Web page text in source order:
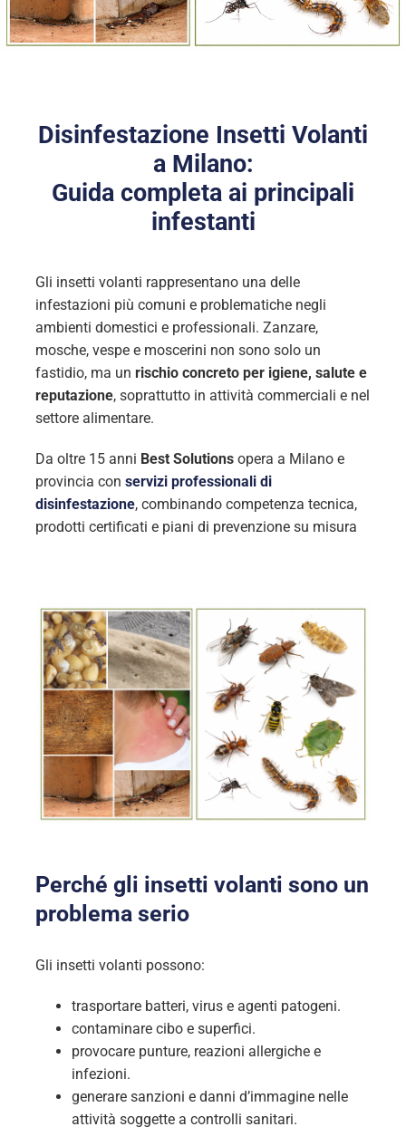
Disinfestazione Insetti Volanti
a Milano:
Guida completa ai principali
infestanti
Gli insetti volanti rappresentano una delle
infestazioni più comuni e problematiche negli
ambienti domestici e professionali. Zanzare,
mosche, vespe e moscerini non sono solo un
fastidio, ma un rischio concreto per igiene, salute e
reputazione, soprattutto in attività commerciali e nel
settore alimentare.
Da oltre 15 anni Best Solutionsopera a Milano e
provincia con servizi professionali di
disinfestazione, combinando competenza tecnica,
prodotti certificati e piani di prevenzione su misura
Perché gli insetti volanti sono un
problema serio
Gli insetti volanti possono:
trasportare batteri, virus e agenti patogeni.
contaminare cibo e superfici.
provocare punture, reazioni allergiche e
infezioni.
generare sanzioni e danni d’immagine nelle
attività soggette a controlli sanitari.